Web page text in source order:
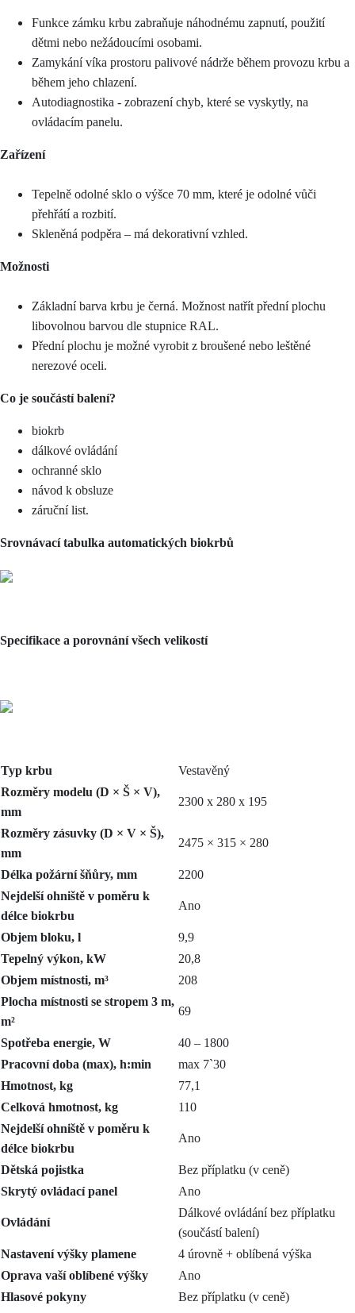
Funkce zámku krbu zabraňuje náhodnému zapnutí, použití
dětmi nebo nežádoucími osobami.
Zamykání víka prostoru palivové nádrže během provozu krbu a
během jeho chlazení.
Autodiagnostika - zobrazení chyb, které se vyskytly, na
ovládacím panelu.
Zařízení
Tepelně odolné sklo o výšce 70 mm, které je odolné vůči
přehřátí a rozbití.
Skleněná podpěra – má dekorativní vzhled.
Možnosti
Základní barva krbu je černá. Možnost natřít přední plochu
libovolnou barvou dle stupnice RAL.
Přední plochu je možné vyrobit z broušené nebo leštěné
nerezové oceli.
Co je součástí balení?
biokrb
dálkové ovládání
ochranné sklo
návod k obsluze
záruční list.
Srovnávací tabulka automatických biokrbů
Specifikace a porovnání všech velikostí
Typ krbu
Vestavěný
Rozměry modelu (D × Š × V),
mm
2300 х 280 х 195
Rozměry zásuvky (D × V × Š),
mm
2475 × 315 × 280
Délka požární šňůry, mm
2200
Nejdelší ohniště v poměru k
délce biokrbu
Ano
Objem bloku, l
9,9
Tepelný výkon, kW
20,8
Objem místnosti, m³
208
Plocha místnosti se stropem 3 m,
m²
69
Spotřeba energie, W 40 – 1800
Pracovní doba (max), h:min
max 7`30
Hmotnost, kg
77,1
Celková hmotnost, kg
110
Nejdelší ohniště v poměru k
délce biokrbu
Ano
Dětská pojistka
Bez příplatku (v ceně)
Skrytý ovládací panel
Ano
Ovládání
Dálkové ovládání bez příplatku
(součástí balení)
Nastavení výšky plamene
4 úrovně + oblíbená výška
Oprava vaší oblíbené výšky
Ano
Hlasové pokyny
Bez příplatku (v ceně)